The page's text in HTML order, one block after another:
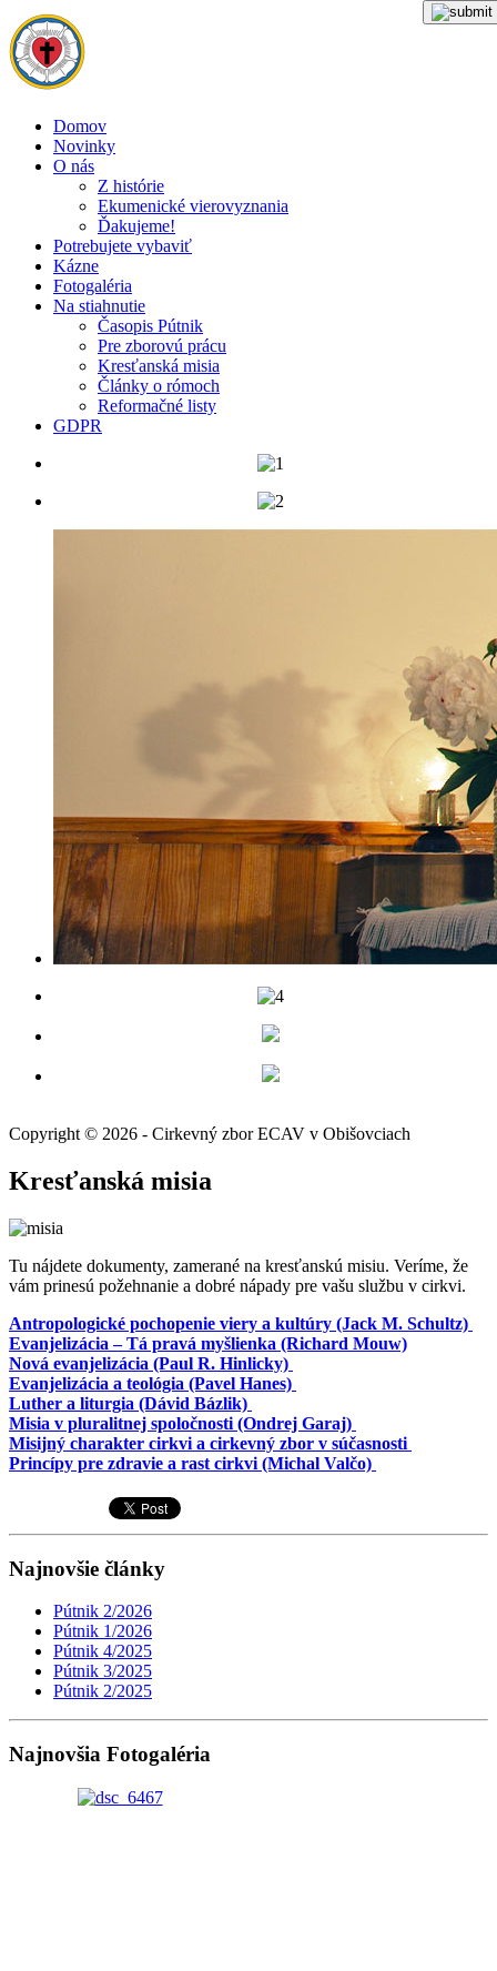
Domov
Novinky
O nás
Z histórie
Ekumenické vierovyznania
Ďakujeme!
Potrebujete vybaviť
Kázne
Fotogaléria
Na stiahnutie
Časopis Pútnik
Pre zborovú prácu
Kresťanská misia
Články o rómoch
Reformačné listy
GDPR
Copyright © 2026 - Cirkevný zbor ECAV v Obišovciach
Kresťanská misia
Tu nájdete dokumenty, zamerané na kresťanskú misiu. Veríme, že
vám prinesú požehnanie a dobré nápady pre vašu službu v cirkvi.
Antropologické pochopenie viery a kultúry (Jack M. Schultz)
Evanjelizácia – Tá pravá myšlienka (Richard Mouw)
Nová evanjelizácia (Paul R. Hinlicky)
Evanjelizácia a teológia (Pavel Hanes)
Luther a liturgia (Dávid Bázlik)
Misia v pluralitnej spoločnosti (Ondrej Garaj)
Misijný charakter cirkvi a cirkevný zbor v súčasnosti
Princípy pre zdravie a rast cirkvi (Michal Valčo)
Najnovšie články
Pútnik 2/2026
Pútnik 1/2026
Pútnik 4/2025
Pútnik 3/2025
Pútnik 2/2025
Najnovšia Fotogaléria